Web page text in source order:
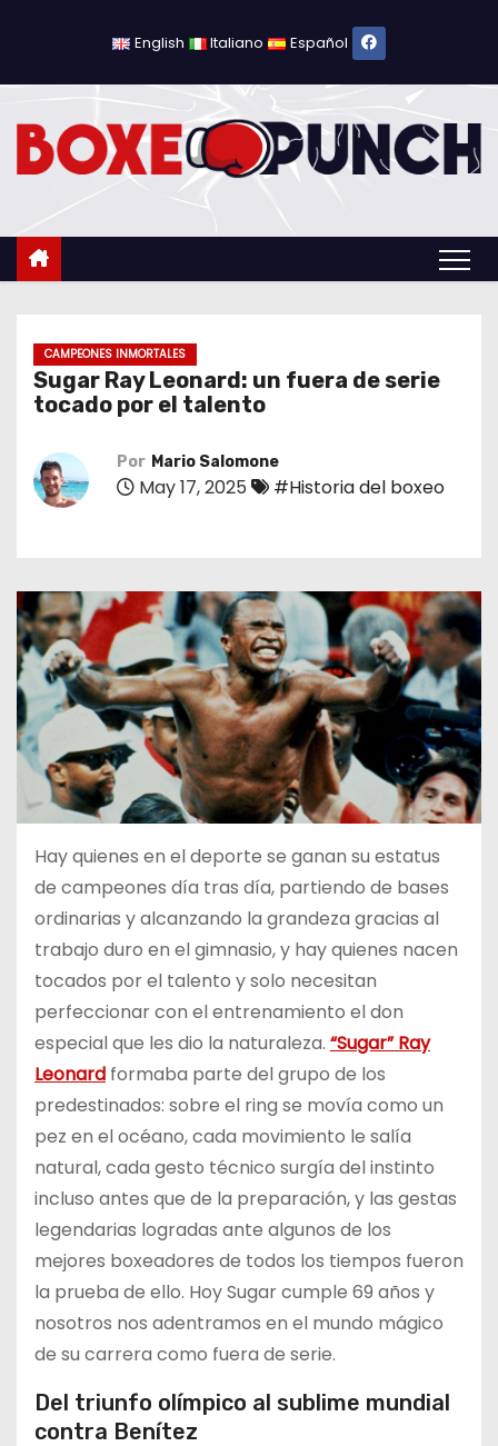
l
English Italiano Español
CAMPEONES INMORTALES
Sugar Ray Leonard: un fuera de serie
tocado por el talento
Por Mario Salomone
May 17, 2025 #Historia del boxeo
Hay quienes en el deporte se ganan su estatus
de campeones día tras día, partiendo de bases
ordinarias y alcanzando la grandeza gracias al
trabajo duro en el gimnasio, y hay quienes nacen
tocados por el talento y solo necesitan
perfeccionar con el entrenamiento el don
especial que les dio la naturaleza. “Sugar” Ray
Leonard formaba parte del grupo de los
predestinados: sobre el ring se movía como un
pez en el océano, cada movimiento le salía
natural, cada gesto técnico surgía del instinto
incluso antes que de la preparación, y las gestas
legendarias logradas ante algunos de los
mejores boxeadores de todos los tiempos fueron
la prueba de ello. Hoy Sugar cumple 69 años y
nosotros nos adentramos en el mundo mágico
de su carrera como fuera de serie.
Del triunfo olímpico al sublime mundial
contra Benítez